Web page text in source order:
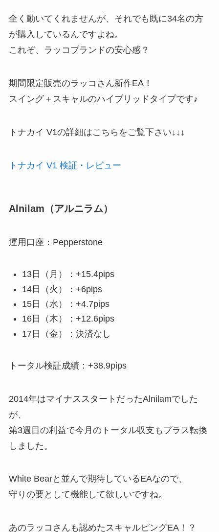
全く動いてくれませんが、それでも既に34名の方
が購入しているんですよね。
これぞ、ラッコブランドの安心感？
期間限定販売のラッコさん新作EA！
スイング＋スキャルのハイブリッドタイプです♪
トナカイ V1の詳細はこちらをご覧下さい↓↓↓
トナカイ V1 検証・レビュー
Alnilam（アルニラム）
運用口座：Pepperstone
13日（月）：+15.4pips
14日（火）：+6pips
15日（水）：+4.7pips
16日（木）：+12.6pips
17日（金）：決済なし
トータル検証成績：+38.9pips
2014年はマイナススタートだったAlnilamでした
が、
第3週目の利益で今月のトータル収支もプラス転換
しました。
White Bearと並んで期待しているEAなので、
守りの要として機能して欲しいですね。
あのラッコさんも認めたスキャルピングEA！？